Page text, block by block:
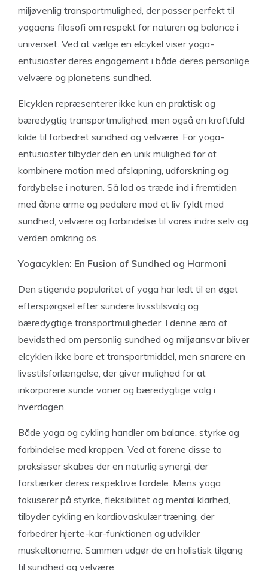
miljøvenlig transportmulighed, der passer perfekt til
yogaens filosofi om respekt for naturen og balance i
universet. Ved at vælge en elcykel viser yoga-
entusiaster deres engagement i både deres personlige
velvære og planetens sundhed.
Elcyklen repræsenterer ikke kun en praktisk og
bæredygtig transportmulighed, men også en kraftfuld
kilde til forbedret sundhed og velvære. For yoga-
entusiaster tilbyder den en unik mulighed for at
kombinere motion med afslapning, udforskning og
fordybelse i naturen. Så lad os træde ind i fremtiden
med åbne arme og pedalere mod et liv fyldt med
sundhed, velvære og forbindelse til vores indre selv og
verden omkring os.
Yogacyklen: En Fusion af Sundhed og Harmoni
Den stigende popularitet af yoga har ledt til en øget
efterspørgsel efter sundere livsstilsvalg og
bæredygtige transportmuligheder. I denne æra af
bevidsthed om personlig sundhed og miljøansvar bliver
elcyklen ikke bare et transportmiddel, men snarere en
livsstilsforlængelse, der giver mulighed for at
inkorporere sunde vaner og bæredygtige valg i
hverdagen.
Både yoga og cykling handler om balance, styrke og
forbindelse med kroppen. Ved at forene disse to
praksisser skabes der en naturlig synergi, der
forstærker deres respektive fordele. Mens yoga
fokuserer på styrke, fleksibilitet og mental klarhed,
tilbyder cykling en kardiovaskulær træning, der
forbedrer hjerte-kar-funktionen og udvikler
muskeltonerne. Sammen udgør de en holistisk tilgang
til sundhed og velvære.